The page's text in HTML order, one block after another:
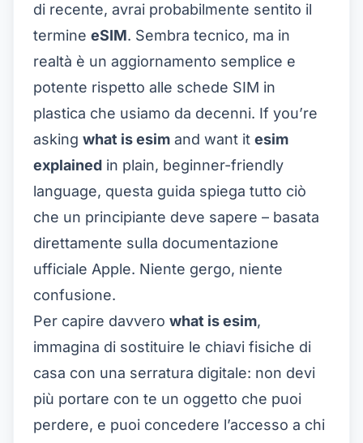
di recente, avrai probabilmente sentito il
termine eSIM. Sembra tecnico, ma in
realtà è un aggiornamento semplice e
potente rispetto alle schede SIM in
plastica che usiamo da decenni. If you’re
asking what is esim and want it esim
explained in plain, beginner-friendly
language, questa guida spiega tutto ciò
che un principiante deve sapere – basata
direttamente sulla documentazione
ufficiale Apple. Niente gergo, niente
confusione.
Per capire davvero what is esim,
immagina di sostituire le chiavi fisiche di
casa con una serratura digitale: non devi
più portare con te un oggetto che puoi
perdere, e puoi concedere l’accesso a chi